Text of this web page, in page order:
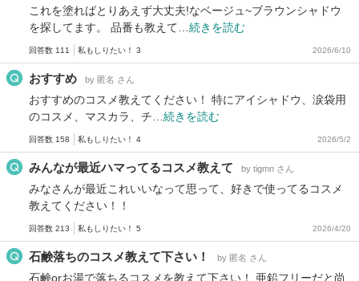
これを塗ればとりあえず大丈夫!なベージュ~ブラウンシャドウ
を探してます。 品番も教えて… 続きを読む
回答数 111 私もしりたい！ 3 2026/6/10
おすすめ by 匿名 さん
おすすめのコスメ教えてください！ 特にアイシャドウ、涙袋用
のコスメ、マスカラ、チ… 続きを読む
回答数 158 私もしりたい！ 4 2026/5/2
みんなが最近ハマってるコスメ教えて by tigmn さん
みなさんが最近これいいなって思って、好きで使ってるコスメ
教えてください！！
回答数 213 私もしりたい！ 5 2026/4/20
石鹸落ちのコスメ教えて下さい！ by 匿名 さん
石鹸orお湯で落ちるコスメを教えて下さい！ 亜鉛フリーだと尚